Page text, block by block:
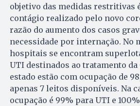
objetivo das medidas restritivas
contágio realizado pelo novo
razão do aumento dos casos
necessidade por internação. No
hospitais se encontram
UTI destinados ao tratamento da
estado estão com ocupação de
apenas 7 leitos disponíveis. Na
ocupação é 99% para UTI e